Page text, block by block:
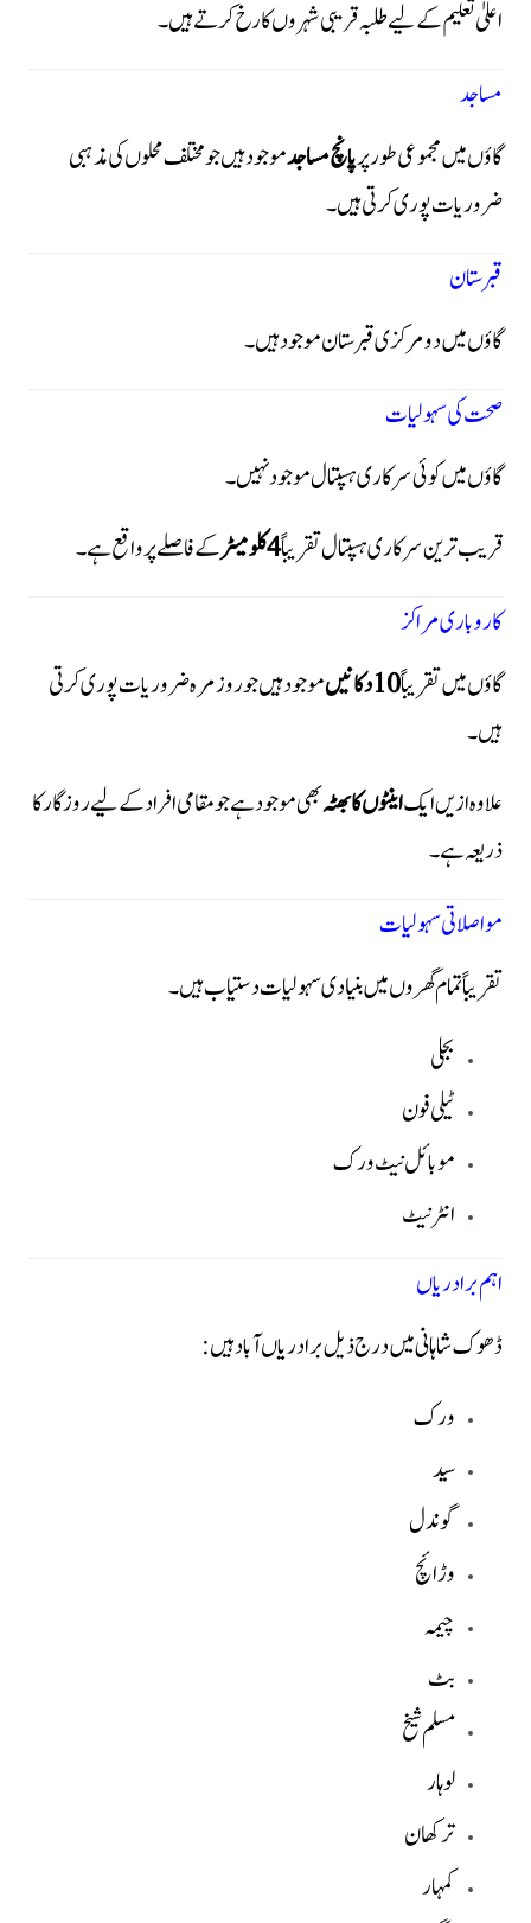
اعلیٰ تعلیم کے لیے طلبہ قریبی شہروں کا رخ کرتے ہیں۔
مساجد
گاؤں میں مجموعی طور پرپانچ مساجدموجود ہیں جو مختلف محلوں کی مذہبی
ضروریات پوری کرتی ہیں۔
قبرستان
گاؤں میں دو مرکزی قبرستان موجود ہیں۔
صحت کی سہولیات
گاؤں میں کوئی سرکاری ہسپتال موجود نہیں۔
قریب ترین سرکاری ہسپتال تقریباً4 کلومیٹر
کے فاصلے پر واقع ہے۔
کاروباری مراکز
گاؤں میں تقریباً10 دکانیں
موجود ہیں جو روزمرہ ضروریات پوری کرتی
ہیں۔
علاوہ ازیں ایکاینٹوں کا بھٹہبھی موجود ہے جو مقامی افراد کے لیے روزگار کا
ذریعہ ہے۔
مواصلاتی سہولیات
تقریباً تمام گھروں میں بنیادی سہولیات دستیاب ہیں۔
بجلی
ٹیلی فون
موبائل نیٹ ورک
انٹرنیٹ
اہم برادریاں
ڈھوک شاہانی میں درج ذیل برادریاں آباد ہیں:
ورک
سید
گوندل
وڑائچ
چیمہ
بٹ
مسلم شیخ
لوہار
ترکھان
کمہار